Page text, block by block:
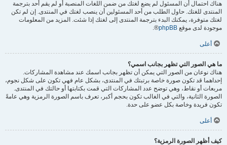
هناك احتمال أن المسئول لم يضع لغتك من ضمن اللغات المنصبة أو لم يقم أحد بترجمة
المنتدى للغتك. حاول الطلب من أحد المسئولين أن ينصب لغتك في المنتدى. إن لم تكن
لغتك متوفرة، يمكنك البدء بترجمة المنتدى إلى لغتك إذا شئت. المزيد من المعلومات
موجودة لدى موقع phpBB
®.
أعلى
ما هي الصور التي تظهر بجانب اسمي؟
هناك نوعان من الصور التي يمكن أن تظهر بجانب اسمك عند مشاهدة المشاركات.
إحداهما قد تكون صورة خاصة برتبتك في المنتدى، بشكل عام فهي تكون على شكل نجوم،
مربعات أو نقاط، وهي توضح عدد المشاركات التي قمت بكتابتها أو حالتك في المنتدى.
الصورة الثانية، والتي في الغالب تكون بحجم أكبر، تعرف باسم الصورة الرمزية وهي عامةً
تكون فريدة وخاصة بكل عضو على حدة.
أعلى
كيف أظهر الصورة الرمزية؟